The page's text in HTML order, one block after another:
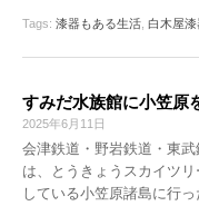
Tags: 漆器もある生活 白木屋
すみだ水族館に小笠原
2025年6月11日
会津鉄道・野岩鉄道・東
は、とうきょうスカイツ
している小笠原諸島に行